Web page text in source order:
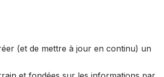
(et de mettre à jour en continu) un